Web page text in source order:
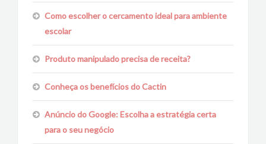
Como escolher o cercamento ideal para ambiente
escolar
Produto manipulado precisa de receita?
Conheça os benefícios do Cactin
Anúncio do Google: Escolha a estratégia certa
para o seu negócio